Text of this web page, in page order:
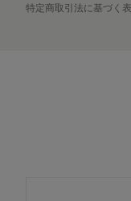
特定商取引法に基づく